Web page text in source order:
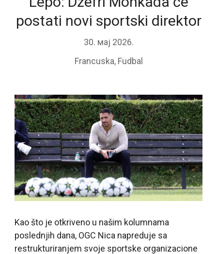
postati novi sportski direktor
30. мај 2026.
Francuska, Fudbal
Kao što je otkriveno u našim kolumnama
poslednjih dana, OGC Nica napreduje sa
restrukturiranjem svoje sportske organizacione